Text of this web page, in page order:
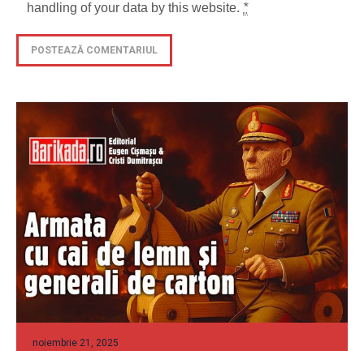
handling of your data by this website. *
noiembrie 21, 2025